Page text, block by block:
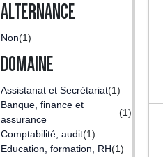
ALTERNANCE
Non(1)
DOMAINE
Assistanat et Secrétariat(1)
Banque, finance et
assurance
(1)
Comptabilité, audit(1)
Education, formation, RH(1)